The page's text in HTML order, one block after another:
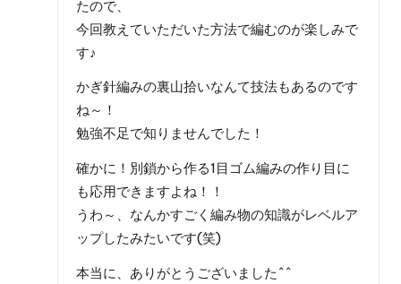
たので、
今回教えていただいた方法で編むのが楽しみで
す♪
かぎ針編みの裏山拾いなんて技法もあるのです
ね～！
勉強不足で知りませんでした！
確かに！別鎖から作る1目ゴム編みの作り目に
も応用できますよね！！
うわ～、なんかすごく編み物の知識がレベルア
ップしたみたいです(笑)
本当に、ありがとうございました^^